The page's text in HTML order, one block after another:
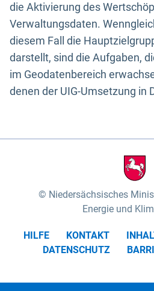
die Aktivierung des
Verwaltungsdaten.
diesem Fall die
darstellt, sind die Aufgaben,
im Geodatenbereich
denen der UIG-Umsetzung in
Niedersächsisches
Energie und
HILFE KONTAKT
DATENSCHUTZ